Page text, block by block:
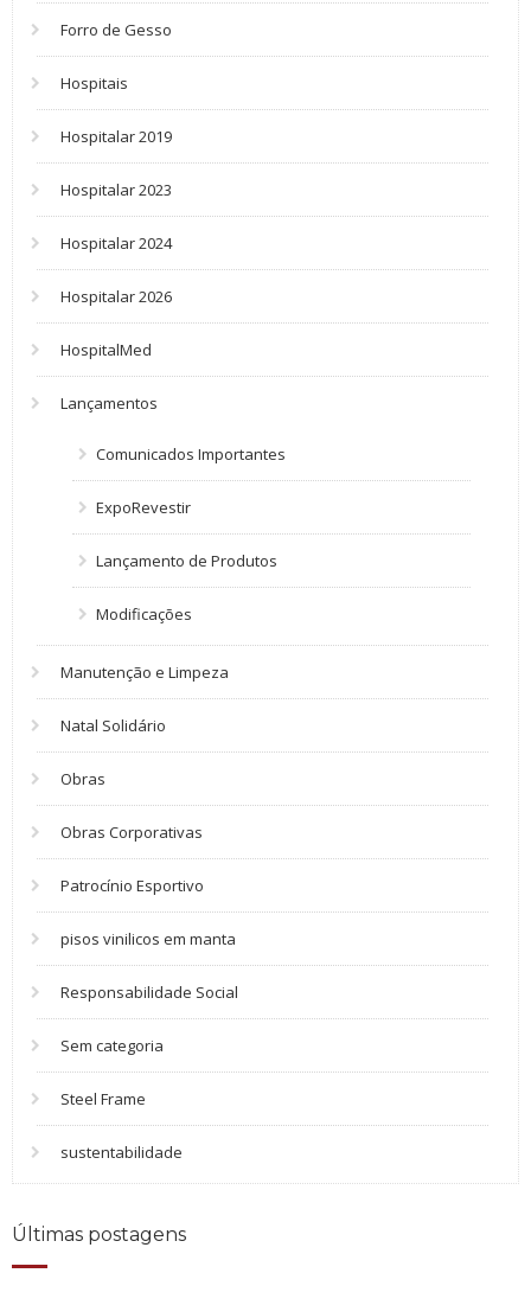
Forro de Gesso
Hospitais
Hospitalar 2019
Hospitalar 2023
Hospitalar 2024
Hospitalar 2026
HospitalMed
Lançamentos
Comunicados Importantes
ExpoRevestir
Lançamento de Produtos
Modificações
Manutenção e Limpeza
Natal Solidário
Obras
Obras Corporativas
Patrocínio Esportivo
pisos vinilicos em manta
Responsabilidade Social
Sem categoria
Steel Frame
sustentabilidade
Últimas postagens